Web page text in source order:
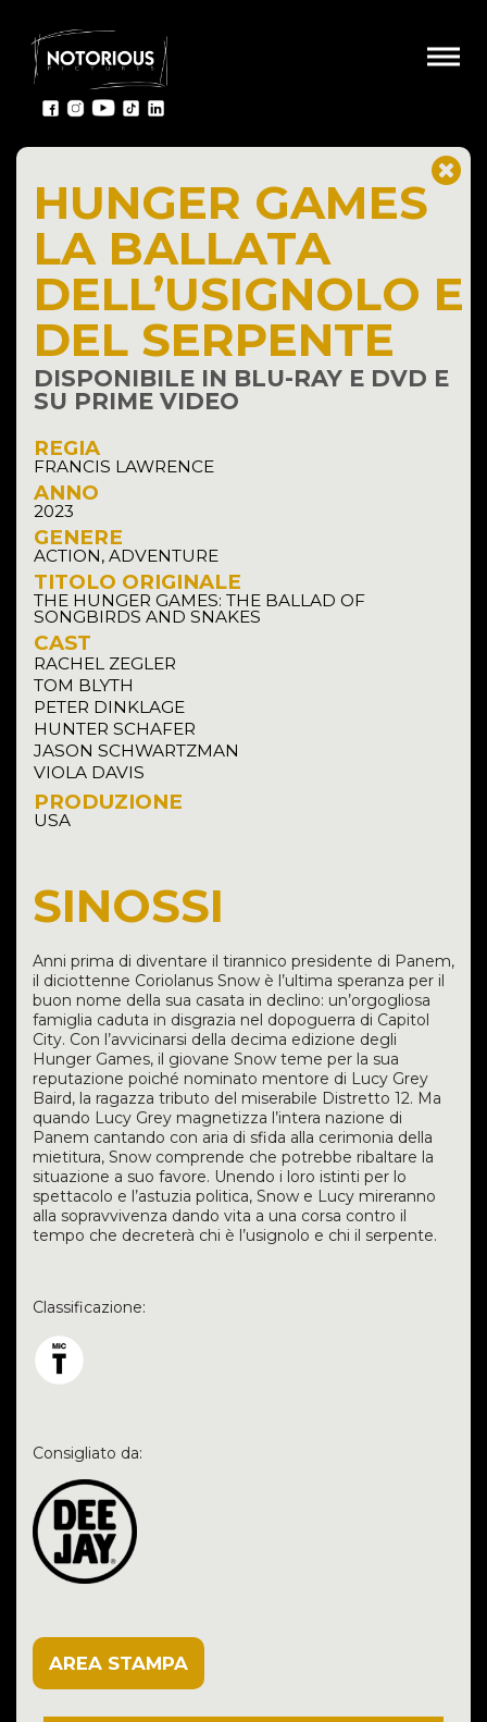
HUNGER GAMES
LA BALLATA
DELL’USIGNOLO E
DEL SERPENTE
DISPONIBILE IN BLU-RAY E DVD E
SU PRIME VIDEO
REGIA
FRANCIS LAWRENCE
ANNO
2023
GENERE
ACTION, ADVENTURE
TITOLO ORIGINALE
THE HUNGER GAMES: THE BALLAD OF
SONGBIRDS AND SNAKES
CAST
RACHEL ZEGLER
TOM BLYTH
PETER DINKLAGE
HUNTER SCHAFER
JASON SCHWARTZMAN
VIOLA DAVIS
PRODUZIONE
USA
SINOSSI
Anni prima di diventare il tirannico presidente di Panem,
il diciottenne Coriolanus Snow è l’ultima speranza per il
buon nome della sua casata in declino: un’orgogliosa
famiglia caduta in disgrazia nel dopoguerra di Capitol
City. Con l’avvicinarsi della decima edizione degli
Hunger Games, il giovane Snow teme per la sua
reputazione poiché nominato mentore di Lucy Grey
Baird, la ragazza tributo del miserabile Distretto 12. Ma
quando Lucy Grey magnetizza l’intera nazione di
Panem cantando con aria di sfida alla cerimonia della
mietitura, Snow comprende che potrebbe ribaltare la
situazione a suo favore. Unendo i loro istinti per lo
spettacolo e l’astuzia politica, Snow e Lucy mireranno
alla sopravvivenza dando vita a una corsa contro il
tempo che decreterà chi è l’usignolo e chi il serpente.
Classificazione:
Consigliato da:
AREA STAMPA